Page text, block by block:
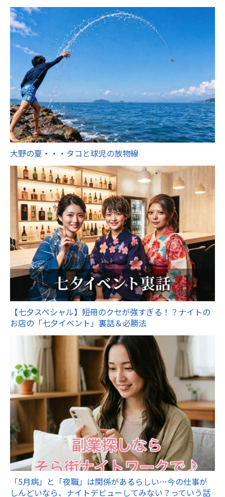
大野の夏・・・タコと球児の放物線
【七夕スペシャル】短冊のクセが強すぎる！？ナイトの
お店の「七夕イベント」裏話＆必勝法
「5月病」と「夜職」は関係があるらしい…今の仕事が
しんどいなら、ナイトデビューしてみない？っていう話